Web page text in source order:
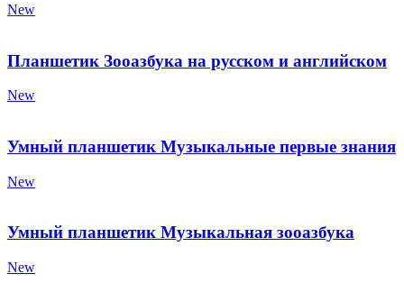
New
Планшетик Зооазбука на русском и английском
New
Умный планшетик Музыкальные первые знания
New
Умный планшетик Музыкальная зооазбука
New